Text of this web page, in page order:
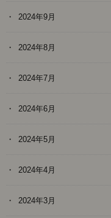
2024年9月
2024年8月
2024年7月
2024年6月
2024年5月
2024年4月
2024年3月